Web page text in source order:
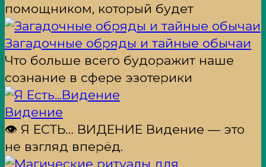
помощником, который будет
Загадочные обряды и тайные обычаи
Что больше всего будоражит наше
сознание в сфере эзотерики
Видение
👁 Я ЕСТЬ… ВИДЕНИЕ Видение — это
не взгляд вперёд.